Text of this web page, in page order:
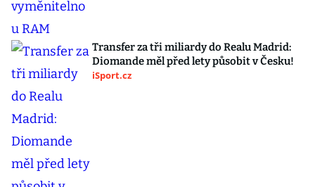
Transfer za tři miliardy do Realu Madrid:
Diomande měl před lety působit v Česku!
iSport.cz